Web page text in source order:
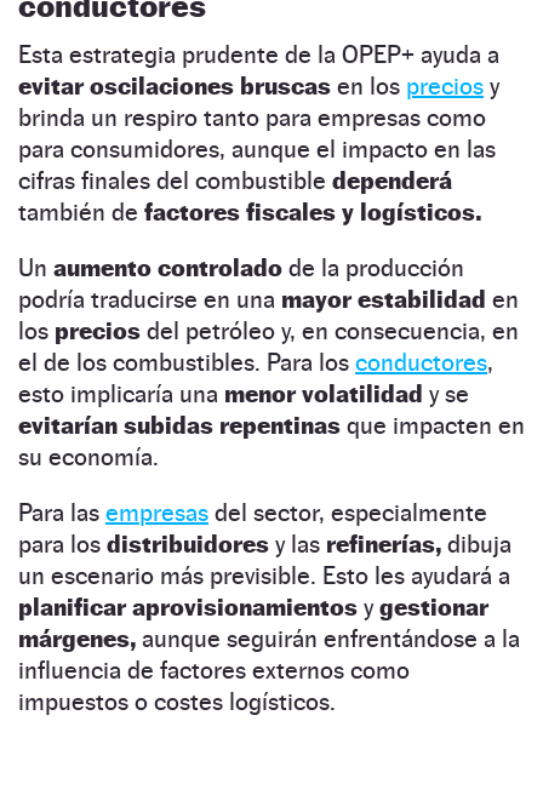
Esta estrategia prudente de la OPEP+ ayuda a
evitar oscilaciones bruscas en los precios y
brinda un respiro tanto para empresas como
para consumidores, aunque el impacto en las
cifras finales del combustible dependerá
también de factores fiscales y logísticos.
Un aumento controlado de la producción
podría traducirse en una mayor estabilidad en
los precios del petróleo y, en consecuencia, en
el de los combustibles. Para los conductores,
esto implicaría una menor volatilidad y se
evitarían subidas repentinas que impacten en
su economía.
Para las empresas del sector, especialmente
para los distribuidores y las refinerías, dibuja
un escenario más previsible. Esto les ayudará a
planificar aprovisionamientos ygestionar
márgenes, aunque seguirán enfrentándose a la
influencia de factores externos como
impuestos o costes logísticos.